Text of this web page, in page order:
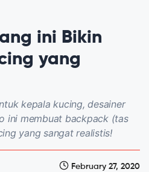
ini Bikin
yang
kepala kucing, desainer
ini membuat backpack (tas
yang sangat realistis!
February 27, 2020